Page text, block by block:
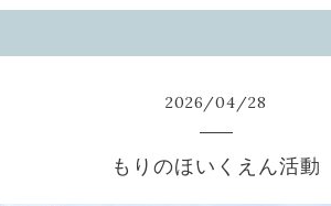
2026/04/28
もりのほいくえん活動